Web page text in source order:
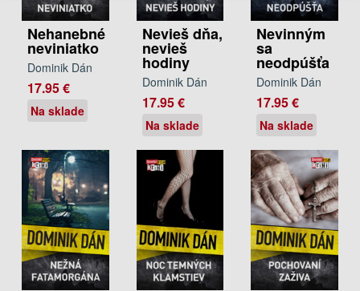
Nehanebné
neviniatko
Dominik Dán
17.95 €
Na sklade
Nevieš dňa,
nevieš
hodiny
Dominik Dán
17.95 €
Na sklade
Nevinným
sa
neodpúšťa
Dominik Dán
17.95 €
Na sklade